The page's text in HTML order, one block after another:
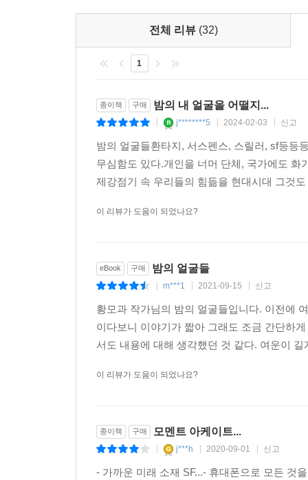
‘기억’과 ‘감각’, 『밤의 얼굴들』은 인간을 구
불린다. 타인의 경험이 내 몸에 들어오고 나의
느끼는 일, 사라져간 사람들을 되살려내는 일, 그
- 김겨울([겨울서점] 북튜버·작가)
우리가 ‘우리’이기 위해서 반드시 지니고 있어
공감하고자 한다면 최소한 타인의 처지에서 생각
사용한다.
감각을 느낄 수 있는 ‘공감각 데이터 임베딩’(「
과학기술을 상상해낸다. 타인의 기억과 감각이
들어오는 타인의 기억과 감각이 폭력과 억압의
「당신의 기억은 유령」
병간호하는 ‘나’가 유언 영상에 할아버지의 감
「모멘트 아케이드」
타인의 기억을 직접 체험해볼 수 있는 ‘모멘트’
전체 리뷰 (32)
1
종이책 구매 밤의 내 얼굴을 어떨지...
j********5 2024-02-03 신고
밤의 얼굴들환타지, 서스펜스, 스릴러, sf등등
무심함도 있다.개인을 너머 단체, 국가에도
제강점기 속 우리들의 힘듦을 현대시대 그것
이 리뷰가 도움이 되었나요?
eBook 구매 밤의 얼굴들
m***1 2021-09-15 신고
황모과 작가님의 밤의 얼굴들입니다. 이전에
이다보니 이야기가 짧아 그래도 조금 간단하
서도 내용에 대해 생각했던 것 같다. 여운이
이 리뷰가 도움이 되었나요?
종이책 구매 모멘트 아케이트...
j***h 2020-09-01 신고
- 가까운 미래 소재 SF...- 휴대폰으로 모든 것